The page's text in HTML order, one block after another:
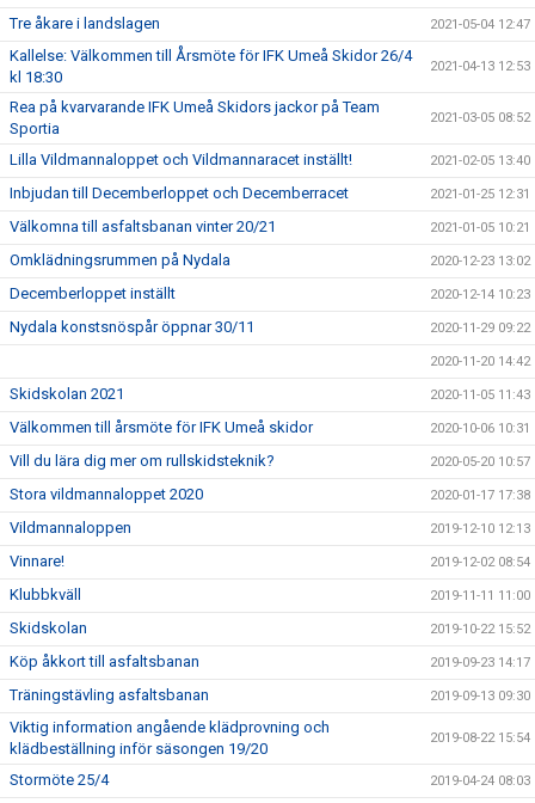
Tre åkare i landslagen 2021-05-04 12:47
Kallelse: Välkommen till Årsmöte för IFK Umeå Skidor 26/4
kl 18:30
2021-04-13 12:53
Rea på kvarvarande IFK Umeå Skidors jackor på Team
Sportia
2021-03-05 08:52
Lilla Vildmannaloppet och Vildmannaracet inställt! 2021-02-05 13:40
Inbjudan till Decemberloppet och Decemberracet 2021-01-25 12:31
Välkomna till asfaltsbanan vinter 20/21 2021-01-05 10:21
Omklädningsrummen på Nydala 2020-12-23 13:02
Decemberloppet inställt 2020-12-14 10:23
Nydala konstsnöspår öppnar 30/11 2020-11-29 09:22
2020-11-20 14:42
Skidskolan 2021 2020-11-05 11:43
Välkommen till årsmöte för IFK Umeå skidor 2020-10-06 10:31
Vill du lära dig mer om rullskidsteknik? 2020-05-20 10:57
Stora vildmannaloppet 2020 2020-01-17 17:38
Vildmannaloppen 2019-12-10 12:13
Vinnare! 2019-12-02 08:54
Klubbkväll 2019-11-11 11:00
Skidskolan 2019-10-22 15:52
Köp åkkort till asfaltsbanan 2019-09-23 14:17
Träningstävling asfaltsbanan 2019-09-13 09:30
Viktig information angående klädprovning och
klädbeställning inför säsongen 19/20
2019-08-22 15:54
Stormöte 25/4 2019-04-24 08:03